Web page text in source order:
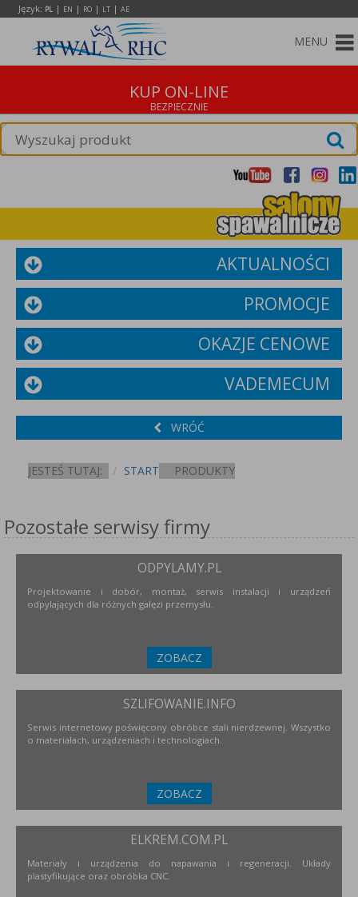
Język: PL | EN | RO | LT | AE
MENU
KUP ON-LINE
AKTUALNOŚCI
PROMOCJE
OKAZJE CENOWE
VADEMECUM
WRÓĆ
JESTEŚ TUTAJ: START PRODUKTY
Pozostałe serwisy firmy
ODPYLAMY.PL
Projektowanie i dobór, montaż, serwis instalacji i urządzeń
odpylających dla różnych gałęzi przemysłu.
ZOBACZ
SZLIFOWANIE.INFO
Serwis internetowy poświęcony obróbce stali nierdzewnej. Wszystko
o materiałach, urządzeniach i technologiach.
ZOBACZ
ELKREM.COM.PL
Materiały i urządzenia do napawania i regeneracji. Układy
plastyfikujące oraz obróbka CNC.